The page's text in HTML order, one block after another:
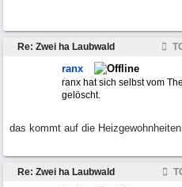
Re: Zwei ha Laubwald
ranx
ranx hat sich selbst vom
gelöscht.
das kommt auf die
Re: Zwei ha Laubwald